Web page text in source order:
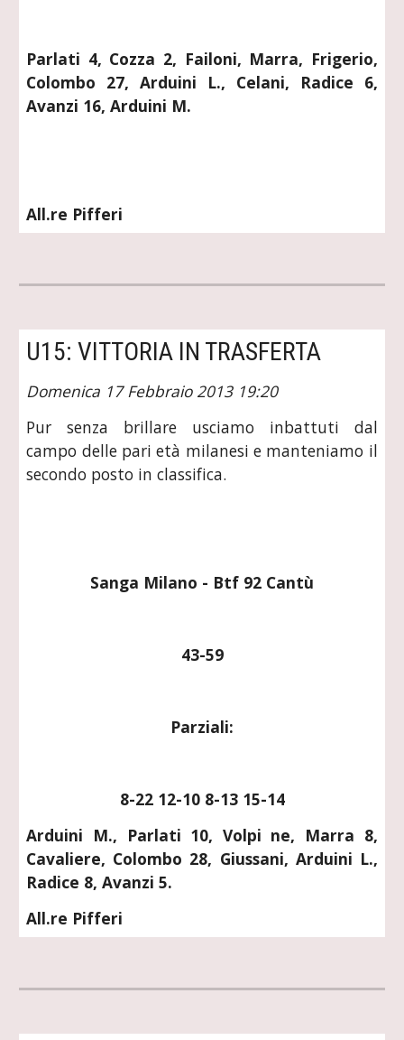
Parlati 4, Cozza 2, Failoni, Marra, Frigerio,
Colombo 27, Arduini L., Celani, Radice 6,
Avanzi 16, Arduini M.
All.re Pifferi
U15: VITTORIA IN TRASFERTA
Domenica 17 Febbraio 2013 19:20
Pur senza brillare usciamo inbattuti dal
campo delle pari età milanesi e manteniamo il
secondo posto in classifica.
Sanga Milano - Btf 92 Cantù
43-59
Parziali:
8-22 12-10 8-13 15-14
Arduini M., Parlati 10, Volpi ne, Marra 8,
Cavaliere, Colombo 28, Giussani, Arduini L.,
Radice 8, Avanzi 5.
All.re Pifferi